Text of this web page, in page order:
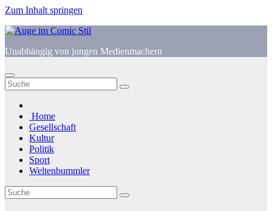
Zum Inhalt springen
Unabhängig von jungen Medienmachern
Home
Gesellschaft
Kultur
Politik
Sport
Weltenbummler